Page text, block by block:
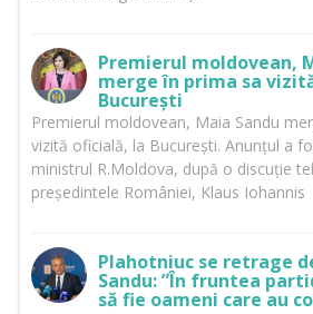
Premierul moldovean,
merge în prima sa
București
Premierul moldovean, Maia Sandu
vizită oficială, la București. Anunțul a
ministrul R.Moldova, după o discuție
președintele României, Klaus Iohannis
Plahotniuc se retrage
Sandu: ”În fruntea
să fie oameni care au